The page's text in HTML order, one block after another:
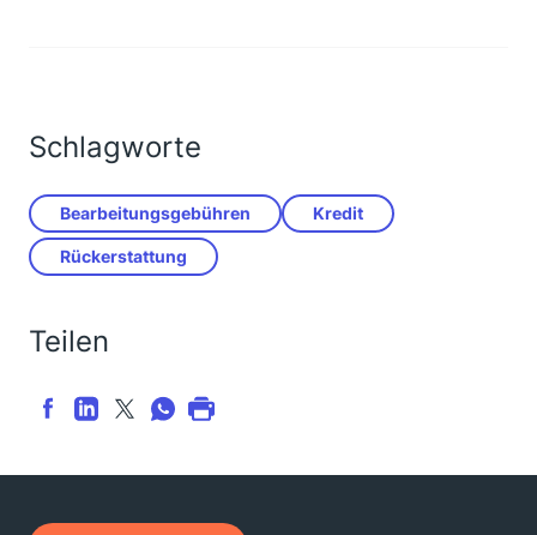
Schlagworte
Bearbeitungsgebühren Kredit
Rückerstattung
Teilen